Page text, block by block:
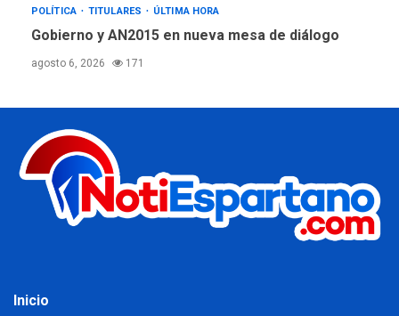
POLÍTICA TITULARES ÚLTIMA HORA
Gobierno y AN2015 en nueva mesa de diálogo
agosto 6, 2026 171
Inicio